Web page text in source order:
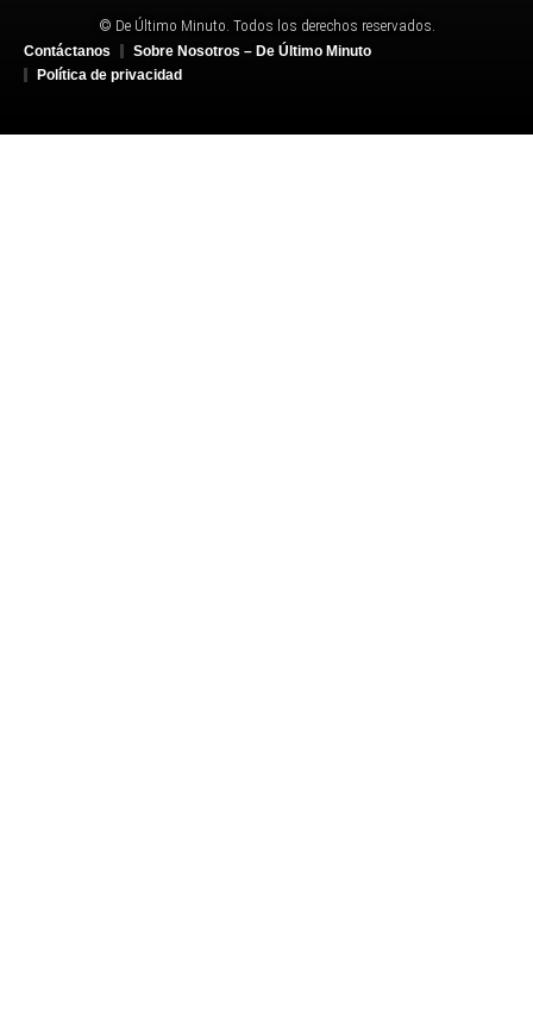
© De Último Minuto. Todos los derechos reservados.
Contáctanos
Sobre Nosotros – De Último Minuto
Política de privacidad